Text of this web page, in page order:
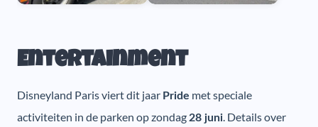
Entertainment
Disneyland Paris viert dit jaar Pride met speciale
activiteiten in de parken op zondag 28 juni. Details over